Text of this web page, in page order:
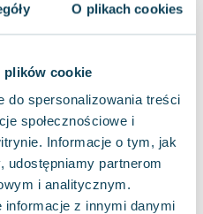
O plikach cookies
plików cookie
do spersonalizowania treści
społecznościowe i
Informacje o tym, jak
partnerom
i analitycznym.
informacje z innymi danymi
Do koszyka
| Pamela Butchart
Szkole Trzęsiportków! To
Na dachu szkoły stoi
gotów do akc...
0.0
12.08